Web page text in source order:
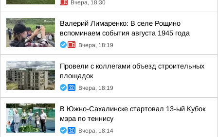
Вчера, 18:30
Валерий Лимаренко: В селе Рощино
вспоминаем события августа 1945 года
Вчера, 18:19
Провели с коллегами объезд строительных
площадок
Вчера, 18:19
В Южно-Сахалинске стартовал 13-ый Кубок
мэра по теннису
Вчера, 18:14